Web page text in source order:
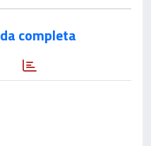
completa